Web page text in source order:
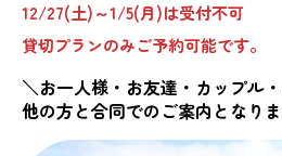
12/27(土)～1/5(月)は受付不可
貸切プランのみご予約可能です。
＼お一人様・お友達・カップル
他の方と合同でのご案内となり